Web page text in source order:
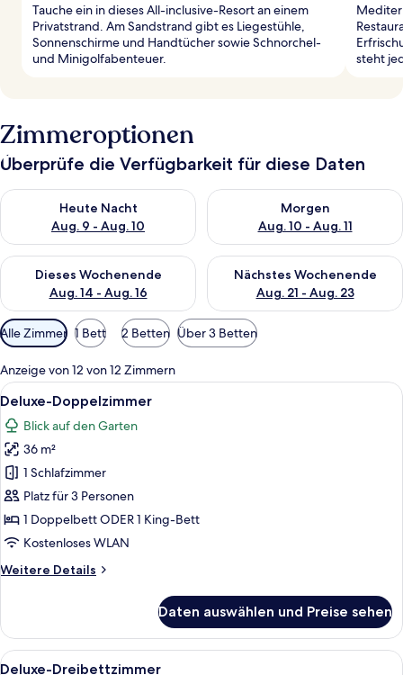
Tauche ein in dieses All-inclusive-Resort an einem
Privatstrand. Am Sandstrand gibt es Liegestühle,
Sonnenschirme und Handtücher sowie Schnorchel-
und Minigolfabenteuer.
steht
Zimmeroptionen
Überprüfe die Verfügbarkeit für diese Daten
Heute Nacht
Aug. 9 - Aug. 10
Überprüfe die Verfügbarkeit für heute Nacht, Aug. 9 - Aug.
Morgen
Aug. 10 - Aug. 11
Überprüfe die Verfügbarkeit
Dieses Wochenende
Aug. 14 - Aug. 16
Überprüfe die Verfügbarkeit für dieses Wochenende, Aug. 14
Nächstes Wochenende
Aug. 21 - Aug. 23
Überprüfe die Verfügbarkeit
Verfügbare
Filter
für
Zimmer
Alle Zimmer 1 Bett 2 Betten Über 3 Betten
Anzeige von 12 von 12 Zimmern
Alle
Fotos
für
Deluxe-
Doppelzimmer
anzeigen
Ein Hotelzimmer mit zwei Betten,
5
Deluxe-Doppelzimmer
Blick auf den Garten
36 m²
1 Schlafzimmer
Platz für 3 Personen
1 Doppelbett ODER 1 King-Bett
Kostenloses WLAN
Weitere Details
Weitere
Doppelzimmer
Daten auswählen und Preise sehen
Alle
Ein Hotelzimmer mit zwei Betten,
5
Deluxe-Dreibettzimmer